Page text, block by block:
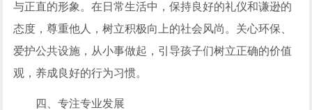
与正直的形象。在日常生活中，保持良好的礼仪和谦逊的
态度，尊重他人，树立积极向上的社会风尚。关心环保、
爱护公共设施，从小事做起，引导孩子们树立正确的价值
观，养成良好的行为习惯。
四、专注专业发展